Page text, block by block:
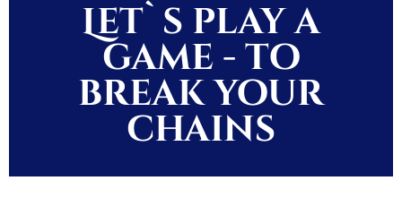
Let`s play a
game - to
break your
chains